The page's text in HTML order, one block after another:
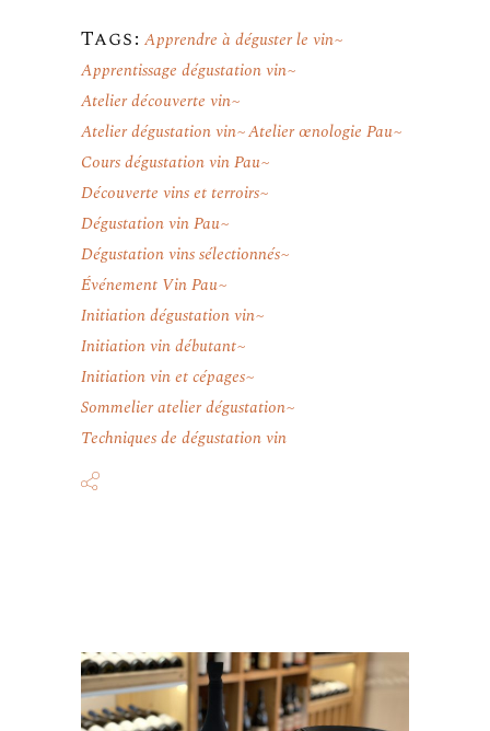
Tags: Apprendre à déguster le vin
Apprentissage dégustation vin
Atelier découverte vin
Atelier dégustation vin Atelier œnologie Pau
Cours dégustation vin Pau
Découverte vins et terroirs
Dégustation vin Pau
Dégustation vins sélectionnés
Événement Vin Pau
Initiation dégustation vin
Initiation vin débutant
Initiation vin et cépages
Sommelier atelier dégustation
Techniques de dégustation vin